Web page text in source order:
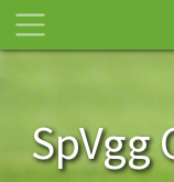
SpVgg